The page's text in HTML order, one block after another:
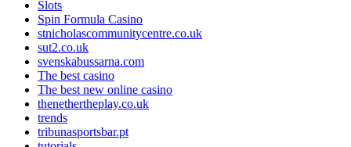
Slots
Spin Formula Casino
stnicholascommunitycentre.co.uk
sut2.co.uk
svenskabussarna.com
The best casino
The best new online casino
thenethertheplay.co.uk
trends
tribunasportsbar.pt